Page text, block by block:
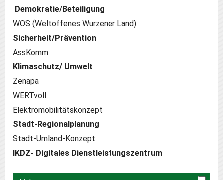
Demokratie/Beteiligung
WOS (Weltoffenes Wurzener Land)
Sicherheit/Prävention
AssKomm
Klimaschutz/ Umwelt
Zenapa
WERTvoll
Elektromobilitätskonzept
Stadt-Regionalplanung
Stadt-Umland-Konzept
IKDZ- Digitales Dienstleistungszentrum